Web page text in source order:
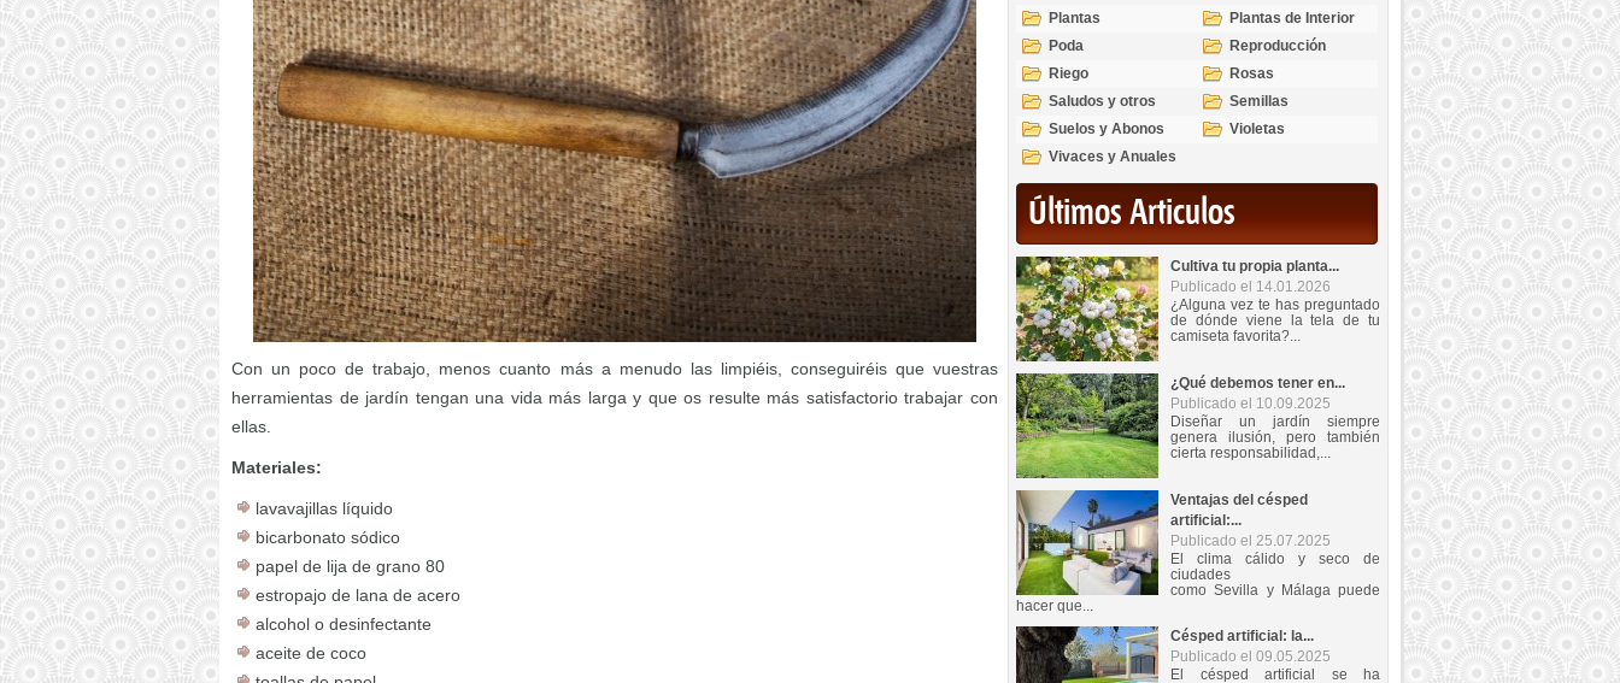
Con un poco de trabajo, menos cuanto más a menudo las limpiéis, conseguiréis que vuestras
herramientas de jardín tengan una vida más larga y que os resulte más satisfactorio trabajar con
ellas.
Materiales:
lavavajillas líquido
bicarbonato sódico
papel de lija de grano 80
estropajo de lana de acero
alcohol o desinfectante
aceite de coco
Plantas
Plantas de Interior
Poda
Reproducción
Riego
Rosas
Saludos y otros
temas
Semillas
Suelos y Abonos
Violetas
Vivaces y Anuales
Últimos Articulos
Cultiva tu propia planta...
Publicado el 14.01.2026
¿Alguna vez te has preguntado
de dónde viene la tela de tu
camiseta favorita?...
¿Qué debemos tener en...
Publicado el 10.09.2025
Diseñar un jardín siempre
genera ilusión, pero también
cierta responsabilidad,...
Ventajas del césped
artificial:...
Publicado el 25.07.2025
El clima cálido y seco de
ciudades
como Sevilla y Málaga puede
hacer que...
Césped artificial: la...
Publicado el 09.05.2025
El césped artificial se ha